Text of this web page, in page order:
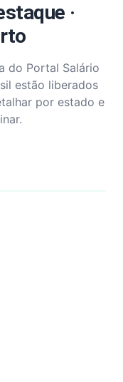
·
do Portal Salário
estão liberados
por estado e